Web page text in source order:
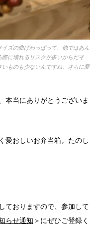
ズの曲げわっぱって、他ではあん
に壊れるリスクが多いからだそ
ものも少ないんですね。さらに愛
本当にありがとうございま
愛おしいお弁当箱。たのし
ておりますので、参加して
らせ通知 ＞にぜひご登録く